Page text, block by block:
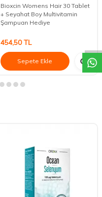
Bioxcin Womens Hair 30 Tablet
+ Seyahat Boy Multivitamin
Şampuan Hediye
454,50TL
Sepete Ekle